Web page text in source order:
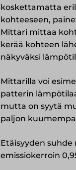
koskettamatta
kohteeseen,
Mittari mittaa
kerää kohteen
näkyväksi
Mittarilla voi
patterin
mutta on syytä
paljon
Etäisyyden suhde
emissiokerroin